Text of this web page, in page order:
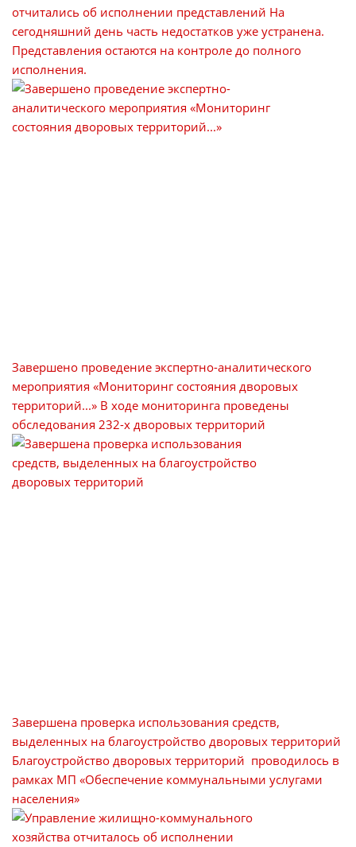
отчитались об исполнении представлений На
сегодняшний день часть недостатков уже устранена.
Представления остаются на контроле до полного
исполнения.
Завершено проведение экспертно-аналитического
мероприятия «Мониторинг состояния дворовых
территорий...» В ходе мониторинга проведены
обследования 232-х дворовых территорий
Завершена проверка использования средств,
выделенных на благоустройство дворовых территорий
Благоустройство дворовых территорий проводилось в
рамках МП «Обеспечение коммунальными услугами
населения»